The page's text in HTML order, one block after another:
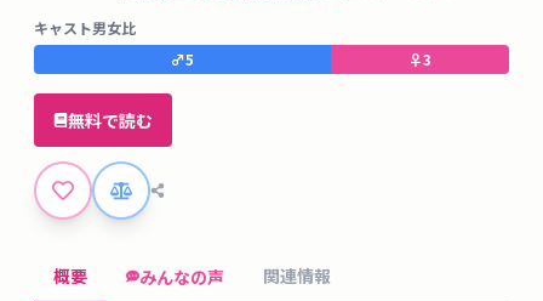
ス
掲
示
板
ツ
ル
キャスト男女比
♂5 ♀3
無料で読む
概要 みんなの声 関連情報